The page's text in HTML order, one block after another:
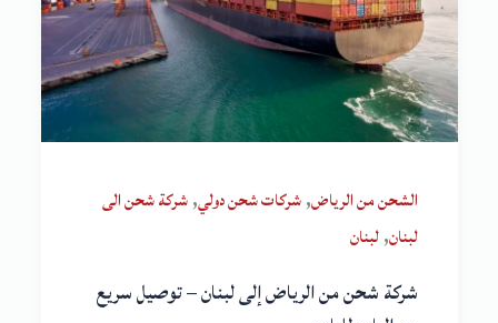
الشحن من الرياض,شركات شحن دولي,شركة شحن الى
لبنان,لبنان
شركة شحن من الرياض إلى لبنان – توصيل سريع